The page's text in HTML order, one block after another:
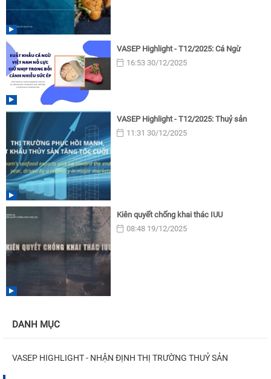
VASEP Highlight - T12/2025: Cá Ngừ
16:53 30/12/2025
VASEP Highlight - T12/2025: Thuỷ sản
11:31 30/12/2025
Kiên quyết chống khai thác IUU
08:48 19/12/2025
DANH MỤC
VASEP HIGHLIGHT - NHẬN ĐỊNH THỊ TRƯỜNG THUỶ SẢN